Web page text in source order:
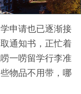
申请也已逐渐接
通知书，正忙着
一唠留学行李准
物品不用带，哪